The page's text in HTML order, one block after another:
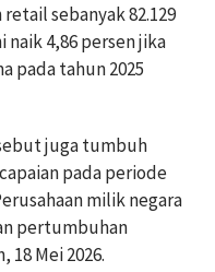
sebanyak 82.129
naik 4,86 persen jika
pada tahun 2025
juga tumbuh
pada periode
milik negara
pertumbuhan
Mei 2026.